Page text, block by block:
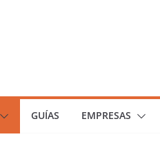
GUÍAS EMPRESAS